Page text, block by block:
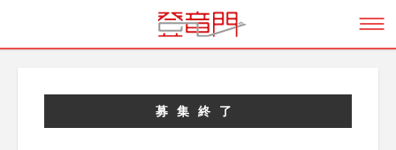
募集終了